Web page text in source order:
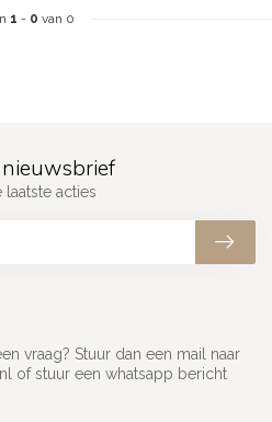
1 - 0 van 0
vraag? Stuur dan een mail naar
of stuur een whatsapp bericht
acties